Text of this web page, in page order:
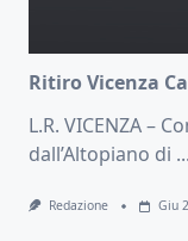
Ritiro Vicenza
L.R. VICENZA –
dall’Altopiano di ...
Redazione Giu